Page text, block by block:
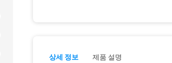
상세 정보 제품 설명